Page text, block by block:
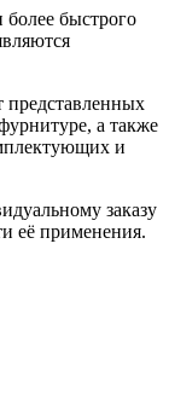
быстрого
представленных
а также
и
заказу
её применения.